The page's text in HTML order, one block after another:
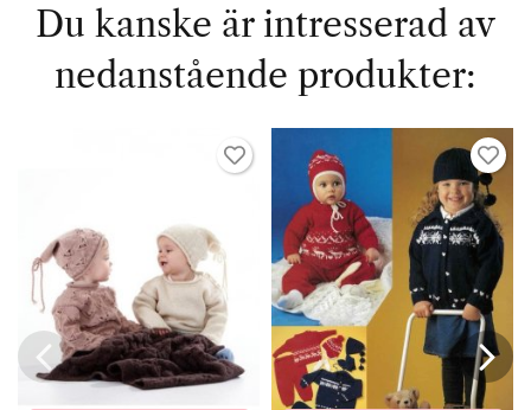
Du kanske är intresserad av
nedanstående produkter: